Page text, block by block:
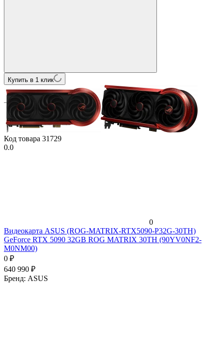
Купить в 1 клик
Код товара 31729
0.0
0
Видеокарта ASUS (ROG-MATRIX-RTX5090-P32G-30TH)
GeForce RTX 5090 32GB ROG MATRIX 30TH (90YV0NF2-
M0NM00)
0 ₽
640 990 ₽
Бренд: ASUS